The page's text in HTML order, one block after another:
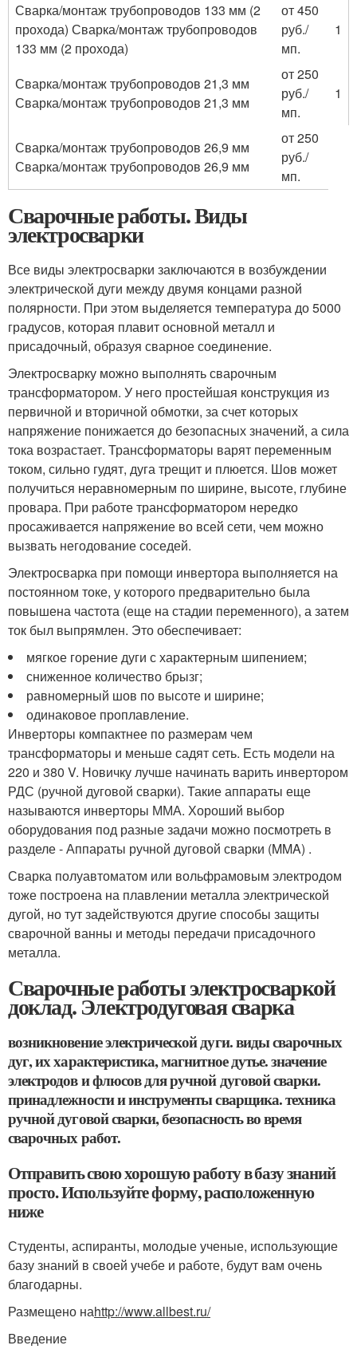
Сварка/монтаж трубопроводов 133 мм (2
прохода) Сварка/монтаж трубопроводов
133 мм (2 прохода)
от 450
руб./
мп.
1
Сварка/монтаж трубопроводов 21,3 мм
Сварка/монтаж трубопроводов 21,3 мм
от 250
руб./
мп.
1
Сварка/монтаж трубопроводов 26,9 мм
Сварка/монтаж трубопроводов 26,9 мм
от 250
руб./
мп.
Сварочные работы. Виды
электросварки
Все виды электросварки заключаются в возбуждении
электрической дуги между двумя концами разной
полярности. При этом выделяется температура до 5000
градусов, которая плавит основной металл и
присадочный, образуя сварное соединение.
Электросварку можно выполнять сварочным
трансформатором. У него простейшая конструкция из
первичной и вторичной обмотки, за счет которых
напряжение понижается до безопасных значений, а сила
тока возрастает. Трансформаторы варят переменным
током, сильно гудят, дуга трещит и плюется. Шов может
получиться неравномерным по ширине, высоте, глубине
провара. При работе трансформатором нередко
просаживается напряжение во всей сети, чем можно
вызвать негодование соседей.
Электросварка при помощи инвертора выполняется на
постоянном токе, у которого предварительно была
повышена частота (еще на стадии переменного), а затем
ток был выпрямлен. Это обеспечивает:
мягкое горение дуги с характерным шипением;
сниженное количество брызг;
равномерный шов по высоте и ширине;
одинаковое проплавление.
Инверторы компактнее по размерам чем
трансформаторы и меньше садят сеть. Есть модели на
220 и 380 V. Новичку лучше начинать варить инвертором
РДС (ручной дуговой сварки). Такие аппараты еще
называются инверторы ММА. Хороший выбор
оборудования под разные задачи можно посмотреть в
разделе - Аппараты ручной дуговой сварки (MMA) .
Сварка полуавтоматом или вольфрамовым электродом
тоже построена на плавлении металла электрической
дугой, но тут задействуются другие способы защиты
сварочной ванны и методы передачи присадочного
металла.
Сварочные работы электросваркой
доклад. Электродуговая сварка
возникновение электрической дуги. виды сварочных
дуг, их характеристика, магнитное дутье. значение
электродов и флюсов для ручной дуговой сварки.
принадлежности и инструменты сварщика. техника
ручной дуговой сварки, безопасность во время
сварочных работ.
Отправить свою хорошую работу в базу знаний
просто. Используйте форму, расположенную
ниже
Студенты, аспиранты, молодые ученые, использующие
базу знаний в своей учебе и работе, будут вам очень
благодарны.
Размещено наhttp://www.allbest.ru/
Введение